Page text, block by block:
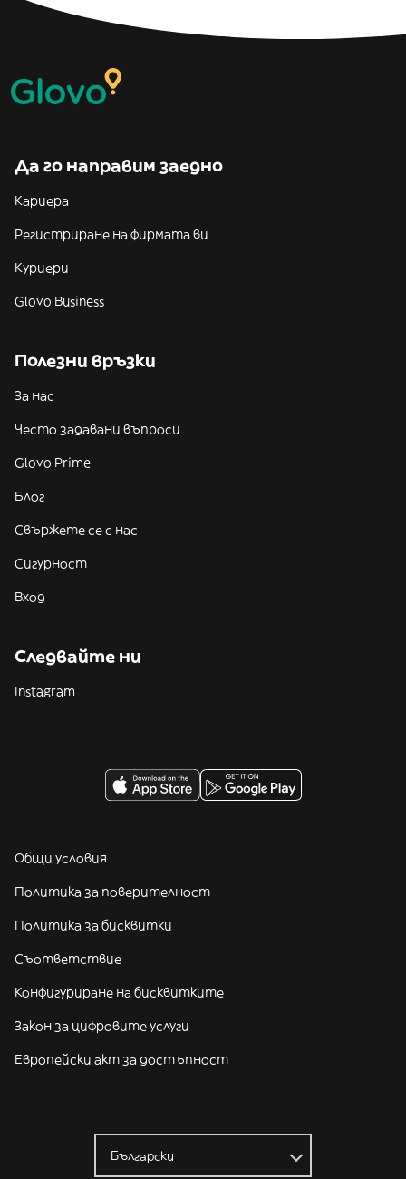
Да го направим заедно
Кариера
Регистриране на фирмата ви
Куриери
Glovo Business
Полезни връзки
За нас
Често задавани въпроси
Glovo Prime
Блог
Свържете се с нас
Сигурност
Вход
Следвайте ни
Instagram
Общи условия
Политика за поверителност
Политика за бисквитки
Съответствие
Конфигуриране на бисквитките
Закон за цифровите услуги
Европейски акт за достъпност